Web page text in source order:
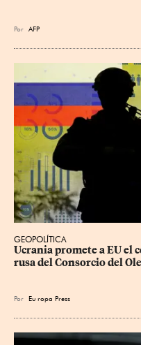
Por AFP
GEOPOLÍTICA
Ucrania promete a EU el
rusa del Consorcio del
Por Eu ropa Press